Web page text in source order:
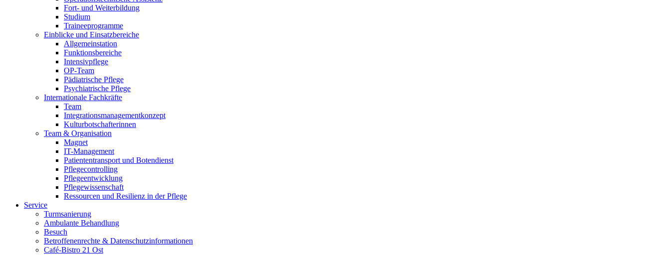
Fort- und Weiterbildung
Studium
Traineeprogramme
Einblicke und Einsatzbereiche
Allgemeinstation
Funktionsbereiche
Intensivpflege
OP-Team
Pädiatrische Pflege
Psychiatrische Pflege
Internationale Fachkräfte
Team
Integrationsmanagementkonzept
Kulturbotschafterinnen
Team & Organisation
Magnet
IT-Management
Patiententransport und Botendienst
Pflegecontrolling
Pflegeentwicklung
Pflegewissenschaft
Ressourcen und Resilienz in der Pflege
Service
Turmsanierung
Ambulante Behandlung
Besuch
Betroffenenrechte & Datenschutzinformationen
Café-Bistro 21 Ost